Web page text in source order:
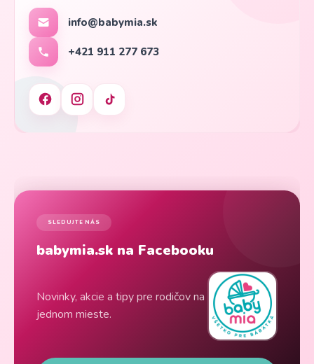
info@babymia.sk
+421 911 277 673
SLEDUJTE NÁS
babymia.sk na Facebooku
Novinky, akcie a tipy pre rodičov na
jednom mieste.